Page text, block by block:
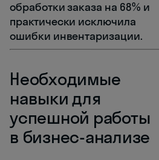
обработки заказа на 68% и
практически исключила
ошибки инвентаризации.
Необходимые
навыки для
успешной работы
в бизнес-анализе